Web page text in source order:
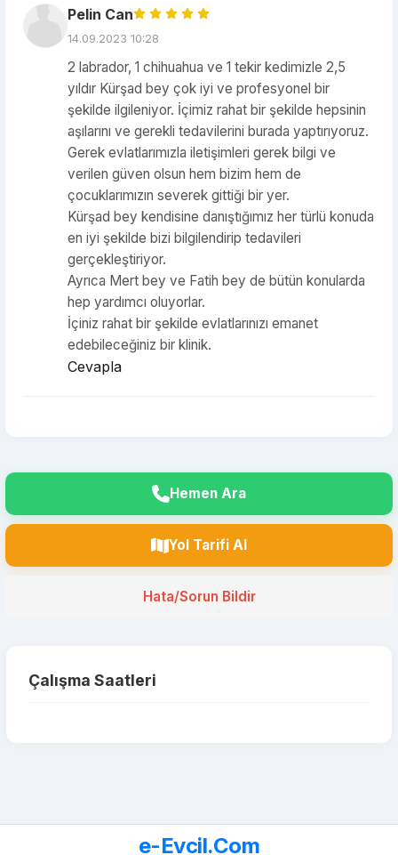
Pelin Can
14.09.2023 10:28
2 labrador, 1 chihuahua ve 1 tekir kedimizle 2,5
yıldır Kürşad bey çok iyi ve profesyonel bir
şekilde ilgileniyor. İçimiz rahat bir şekilde hepsinin
aşılarını ve gerekli tedavilerini burada yaptırıyoruz.
Gerek evlatlarımızla iletişimleri gerek bilgi ve
verilen güven olsun hem bizim hem de
çocuklarımızın severek gittiği bir yer.
Kürşad bey kendisine danıştığımız her türlü konuda
en iyi şekilde bizi bilgilendirip tedavileri
gerçekleştiriyor.
Ayrıca Mert bey ve Fatih bey de bütün konularda
hep yardımcı oluyorlar.
İçiniz rahat bir şekilde evlatlarınızı emanet
edebileceğiniz bir klinik.
Cevapla
Hemen Ara
Yol Tarifi Al
Hata/Sorun Bildir
Çalışma Saatleri
e-Evcil.Com